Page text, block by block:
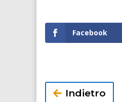
Facebook
Indietro